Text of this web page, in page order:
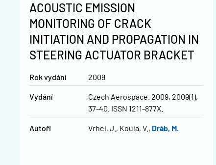
ACOUSTIC EMISSION
MONITORING OF CRACK
INITIATION AND PROPAGATION IN
STEERING ACTUATOR BRACKET
Rok vydání 2009
Vydání
Czech Aerospace. 2009, 2009(1),
37-40. ISSN 1211-877X.
Autoři Vrhel, J. Koula, V. Dráb, M.